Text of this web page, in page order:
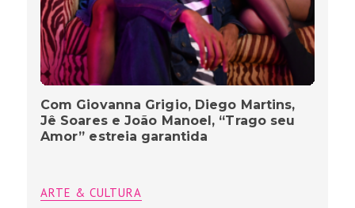
Com Giovanna Grigio, Diego Martins,
Jê Soares e João Manoel, “Trago seu
Amor” estreia garantida
ARTE & CULTURA